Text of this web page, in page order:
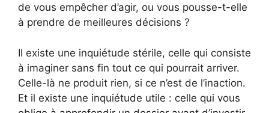
de vous empêcher d’agir, ou vous pousse-t-elle
à prendre de meilleures décisions ?
Il existe une inquiétude stérile, celle qui consiste
à imaginer sans fin tout ce qui pourrait arriver.
Celle-là ne produit rien, si ce n’est de l’inaction.
Et il existe une inquiétude utile : celle qui vous